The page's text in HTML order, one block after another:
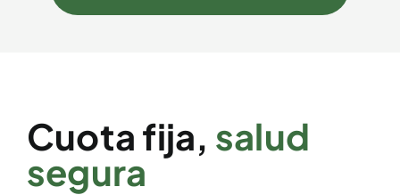
Cuota fija, salud
segura